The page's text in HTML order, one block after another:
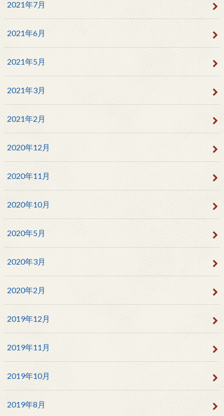
2021年7月
2021年6月
2021年5月
2021年3月
2021年2月
2020年12月
2020年11月
2020年10月
2020年5月
2020年3月
2020年2月
2019年12月
2019年11月
2019年10月
2019年8月